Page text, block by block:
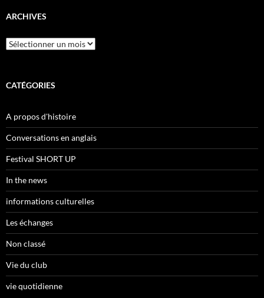
ARCHIVES
Archives
CATÉGORIES
A propos d'histoire
Conversations en anglais
Festival SHORT UP
In the news
informations culturelles
Les échanges
Non classé
Vie du club
vie quotidienne